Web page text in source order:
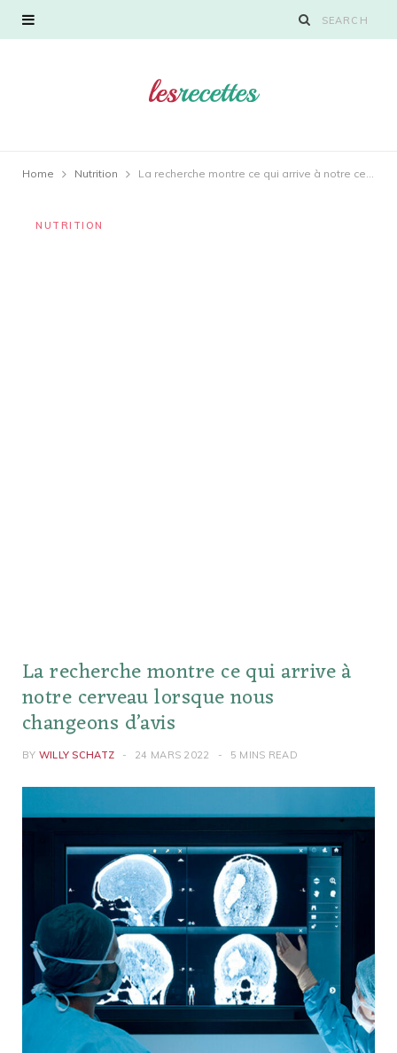
Home Nutrition La recherche montre ce qui arrive à notre cerveau lorsque nous changeons d’avis
NUTRITION
La recherche montre ce qui arrive à
notre cerveau lorsque nous
changeons d’avis
BY WILLY SCHATZ 24 MARS 2022 5 MINS READ